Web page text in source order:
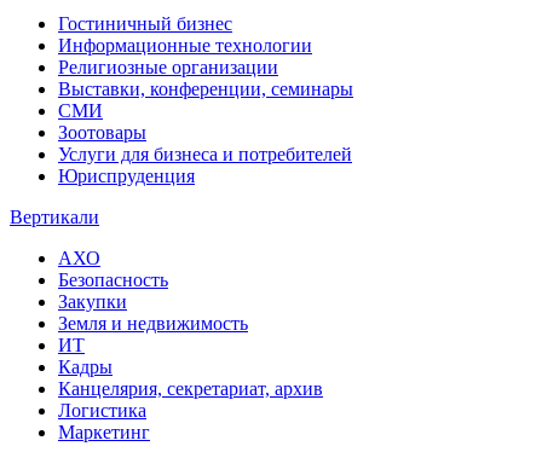
Гостиничный бизнес
Информационные технологии
Религиозные организации
Выставки, конференции, семинары
СМИ
Зоотовары
Услуги для бизнеса и потребителей
Юриспруденция
Вертикали
АХО
Безопасность
Закупки
Земля и недвижимость
ИТ
Кадры
Канцелярия, секретариат, архив
Логистика
Маркетинг